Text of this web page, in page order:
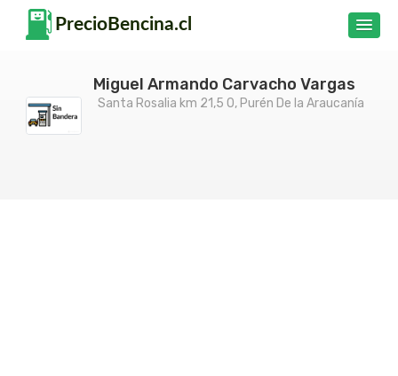
Miguel Armando Carvacho Vargas
Santa Rosalia km 21,5 0, Purén De la Araucanía